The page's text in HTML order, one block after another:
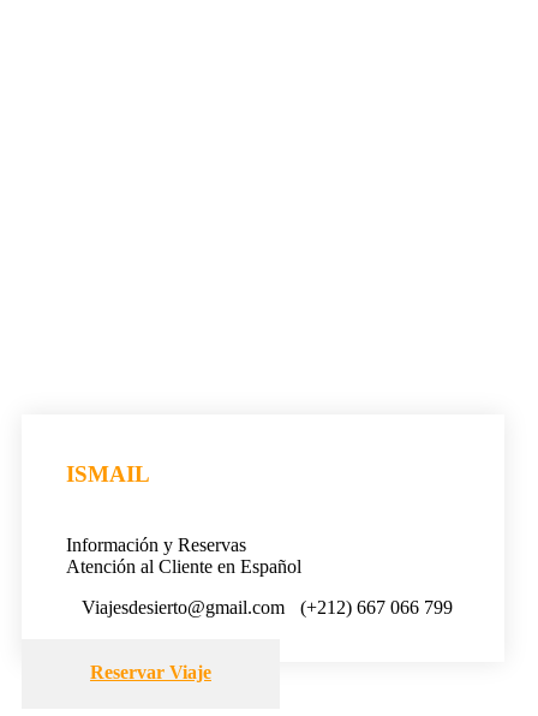
ISMAIL
Información y Reservas
Atención al Cliente en Español
Viajesdesierto@gmail.com
(+212) 667 066 799
Reservar Viaje